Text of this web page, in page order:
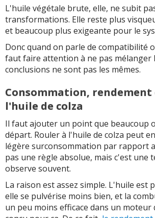
L'huile végétale brute, elle, ne subit
transformations. Elle reste plus
et beaucoup plus exigeante pour le
Donc quand on parle de compatibilité
faut faire attention à ne pas mélanger
conclusions ne sont pas les mêmes.
Consommation, rendement
l'huile de colza
Il faut ajouter un point que beaucoup
départ. Rouler à l'huile de colza peut
légère surconsommation par rapport
pas une règle absolue, mais c'est une
observe souvent.
La raison est assez simple. L'huile est
elle se pulvérise moins bien, et la
un peu moins efficace dans un moteur